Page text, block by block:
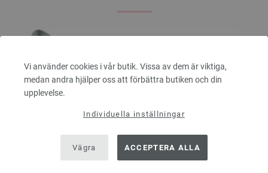
Vi använder cookies i vår butik. Vissa av dem är viktiga,
medan andra hjälper oss att förbättra butiken och din
upplevelse.
Individuella inställningar
Vägra ACCEPTERA ALLA